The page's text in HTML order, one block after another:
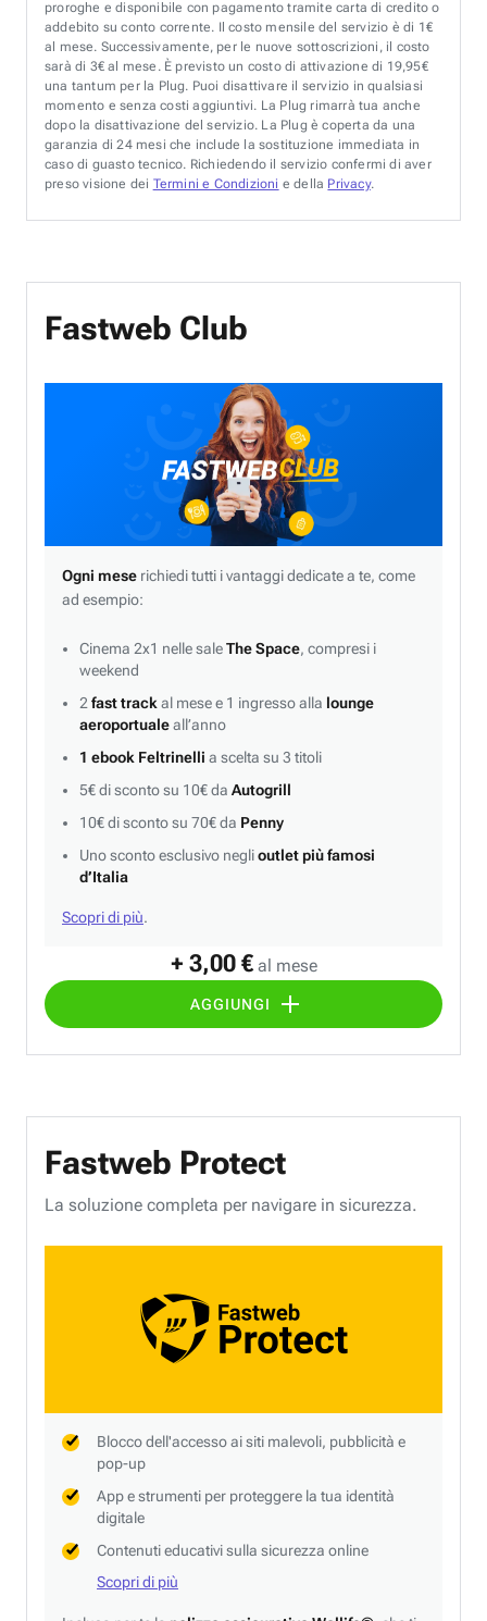
proroghe e disponibile con pagamento tramite carta di credito o
addebito su conto corrente. Il costo mensile del servizio è di 1€
al mese. Successivamente, per le nuove sottoscrizioni, il costo
sarà di 3€ al mese. È previsto un costo di attivazione di 19,95€
una tantum per la Plug. Puoi disattivare il servizio in qualsiasi
momento e senza costi aggiuntivi. La Plug rimarrà tua anche
dopo la disattivazione del servizio. La Plug è coperta da una
garanzia di 24 mesi che include la sostituzione immediata in
caso di guasto tecnico. Richiedendo il servizio confermi di aver
preso visione dei Termini e Condizioni e della Privacy.
Fastweb Club
+ 3,00 € al mese
AGGIUNGI
Ogni mese richiedi tutti i vantaggi dedicate a te, come
ad esempio:
Cinema 2x1 nelle saleThe Space, compresi i
weekend
2 fast track al mese e 1 ingresso alla lounge
aeroportualeall’anno
1 ebook Feltrinelli a scelta su 3 titoli
5€ di sconto su 10€ da Autogrill
10€ di sconto su 70€ da Penny
Uno sconto esclusivo neglioutlet più famosi
d’Italia
Scopri di più.
Fastweb Protect
La soluzione completa per navigare in sicurezza.
Blocco dell'accesso ai siti malevoli, pubblicità e
pop-up
App e strumenti per proteggere la tua identità
digitale
Contenuti educativi sulla sicurezza online
Scopri di più